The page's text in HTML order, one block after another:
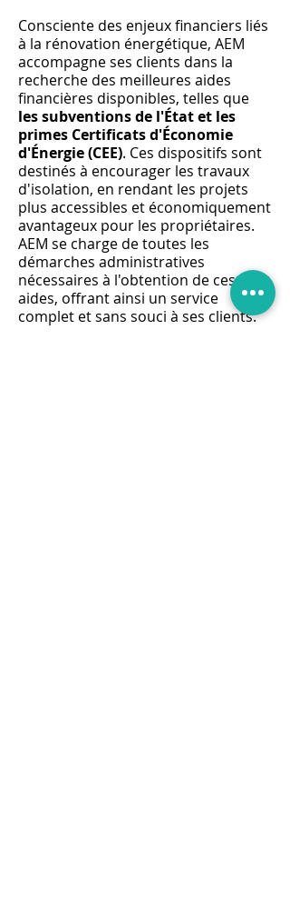
Consciente des enjeux financiers liés
à la rénovation énergétique, AEM
accompagne ses clients dans la
recherche des meilleures aides
financières disponibles, telles que
les subventions de l'État et les
primes Certificats d'Économie
d'Énergie (CEE). Ces dispositifs sont
destinés à encourager les travaux
d'isolation, en rendant les projets
plus accessibles et économiquement
avantageux pour les propriétaires.
AEM se charge de toutes les
démarches administratives
nécessaires à l'obtention de ces
aides, offrant ainsi un service
complet et sans souci à ses clients.